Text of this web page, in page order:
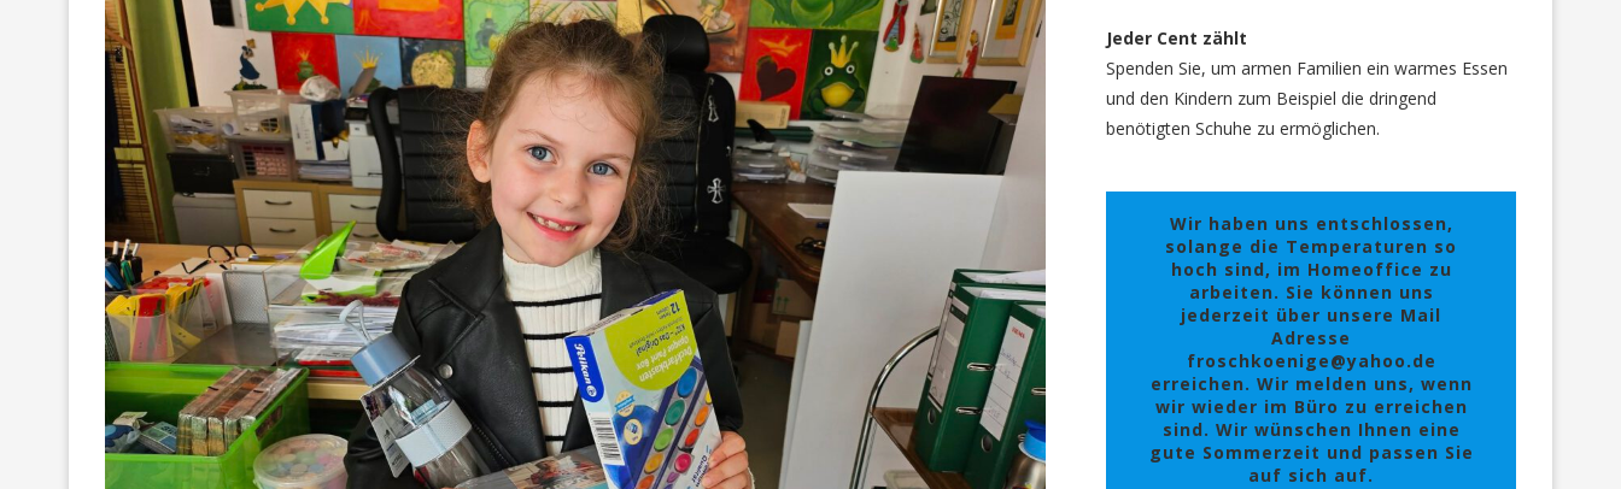
Jeder Cent zählt
Spenden Sie, um armen Familien ein warmes Essen
und den Kindern zum Beispiel die dringend
benötigten Schuhe zu ermöglichen.
Wir haben uns entschlossen,
solange die Temperaturen so
hoch sind, im Homeoffice zu
arbeiten. Sie können uns
jederzeit über unsere Mail
Adresse
froschkoenige@yahoo.de
erreichen. Wir melden uns, wenn
wir wieder im Büro zu erreichen
sind. Wir wünschen Ihnen eine
gute Sommerzeit und passen Sie
auf sich auf.